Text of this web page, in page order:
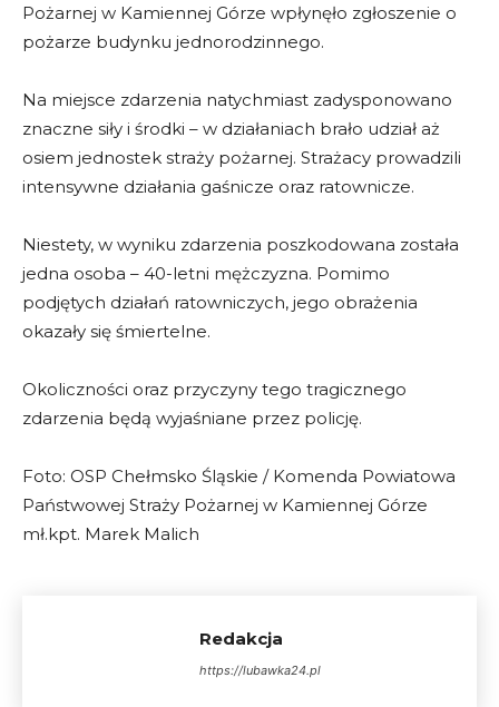
Pożarnej w Kamiennej Górze wpłynęło zgłoszenie o
pożarze budynku jednorodzinnego.
Na miejsce zdarzenia natychmiast zadysponowano
znaczne siły i środki – w działaniach brało udział aż
osiem jednostek straży pożarnej. Strażacy prowadzili
intensywne działania gaśnicze oraz ratownicze.
Niestety, w wyniku zdarzenia poszkodowana została
jedna osoba – 40-letni mężczyzna. Pomimo
podjętych działań ratowniczych, jego obrażenia
okazały się śmiertelne.
Okoliczności oraz przyczyny tego tragicznego
zdarzenia będą wyjaśniane przez policję.
Foto: OSP Chełmsko Śląskie / Komenda Powiatowa
Państwowej Straży Pożarnej w Kamiennej Górze
mł.kpt. Marek Malich
Redakcja
https://lubawka24.pl